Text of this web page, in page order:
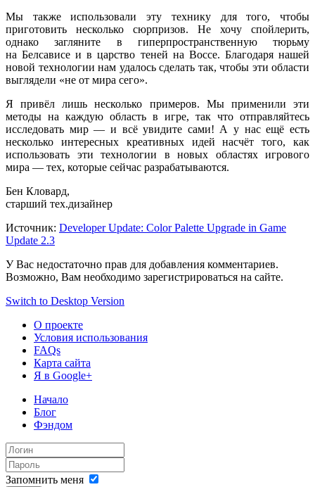
Мы также использовали эту технику для того, чтобы
приготовить несколько сюрпризов. Не хочу спойлерить,
однако загляните в гиперпространственнуютюрьму
на Белсависе ив царство теней на Воссе. Благодаря нашей
новой технологии нам удалось сделать так, чтобы эти области
выглядели «не от мира сего».
Я привёл лишь несколько примеров. Мы применили эти
методы на каждую область в игре, так что отправляйтесь
исследовать мир — и всёувидите сами! А у насещё есть
несколько интересных креативных идей насчёт того, как
использовать эти технологии в новых областях игрового
мира — тех, которые сейчас разрабатываются.
Бен Кловард,
старший тех.дизайнер
Источник: Developer Update: Color Palette Upgrade in Game
Update 2.3
У Вас недостаточно прав для добавления комментариев.
Возможно, Вам необходимо зарегистрироваться на сайте.
Switch to Desktop Version
О проекте
Условия использования
FAQs
Карта сайта
Я в Google+
Начало
Блог
Фэндом
Запомнить меня